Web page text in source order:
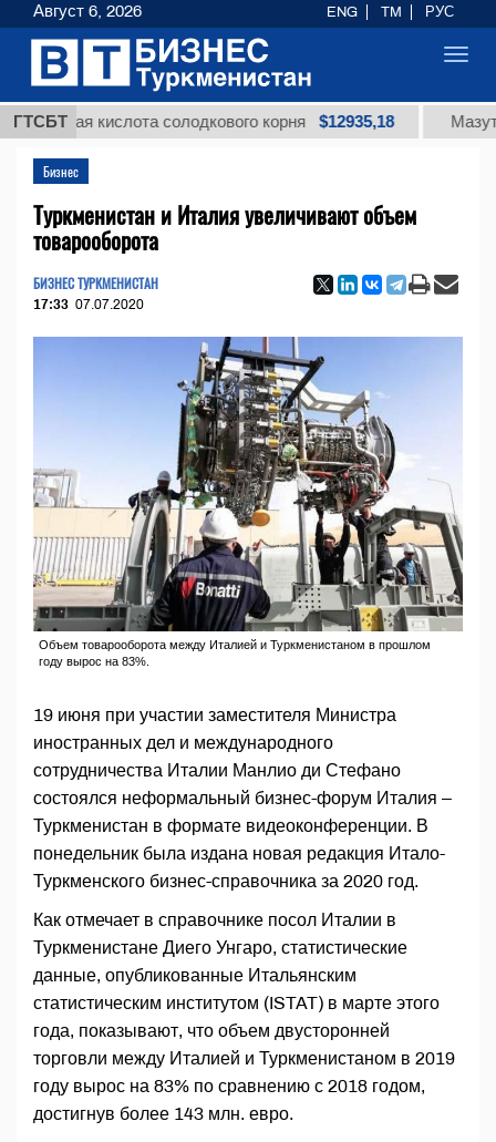
ГТСБТ
кислота солодкового корня $12935,18 Мазут
Бизнес
Туркменистан и Италия увеличивают объем
товарооборота
БИЗНЕС ТУРКМЕНИСТАН
17:33 07.07.2020
Объем товарооборота между Италией и Туркменистаном в прошлом
году вырос на 83%.
19 июня при участии заместителя Министра
иностранных дел и международного
сотрудничества Италии Манлио ди Стефано
состоялся неформальный бизнес-форум Италия –
Туркменистан в формате видеоконференции. В
понедельник была издана новая редакция Итало-
Туркменского бизнес-справочника за 2020 год.
Как отмечает в справочнике посол Италии в
Туркменистане Диего Унгаро, статистические
данные, опубликованные Итальянским
статистическим институтом (ISTAT) в марте этого
года, показывают, что объем двусторонней
торговли между Италией и Туркменистаном в 2019
году вырос на 83% по сравнению с 2018 годом,
достигнув более 143 млн. евро.
Август 6, 2026 ENG TM РУС